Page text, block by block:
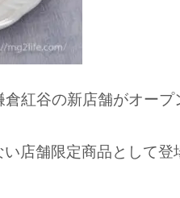
紅谷の新店舗がオープ
店舗限定商品として登